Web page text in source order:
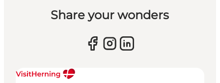
Share your wonders